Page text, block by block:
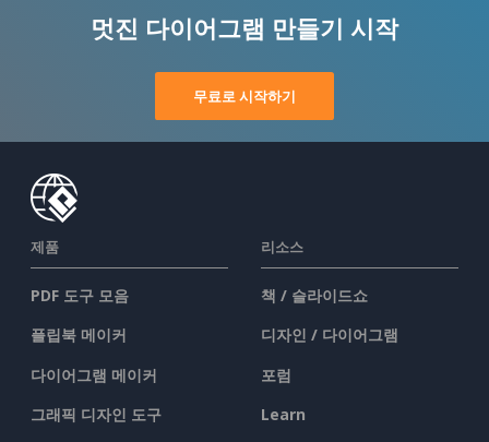
멋진 다이어그램 만들기 시작
무료로 시작하기
제품
PDF 도구 모음
플립북 메이커
다이어그램 메이커
그래픽 디자인 도구
리소스
책 / 슬라이드쇼
디자인 / 다이어그램
포럼
Learn